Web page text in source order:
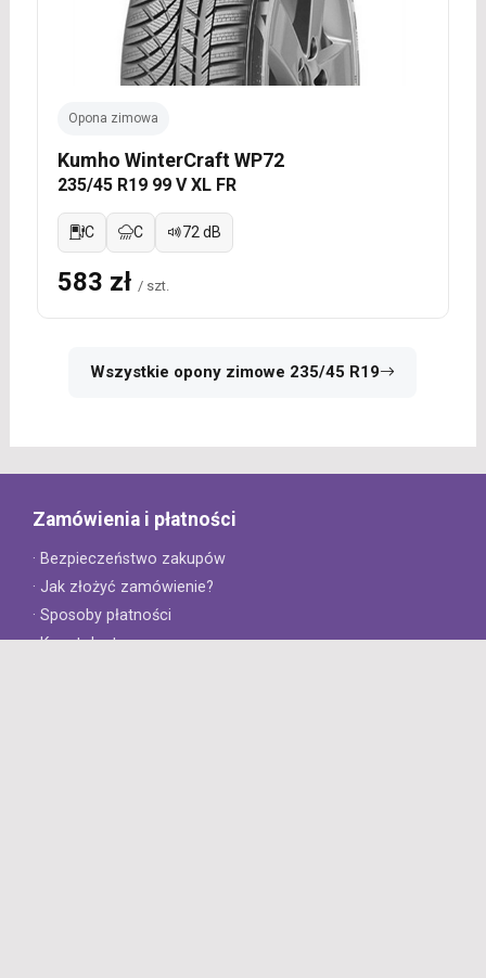
Opona zimowa
Kumho WinterCraft WP72
235/45 R19 99 V XL FR
C C 72 dB
583 zł / szt.
Wszystkie opony zimowe 235/45 R19
Zamówienia i płatności
· Bezpieczeństwo zakupów
· Jak złożyć zamówienie?
· Sposoby płatności
· Koszt dostawy